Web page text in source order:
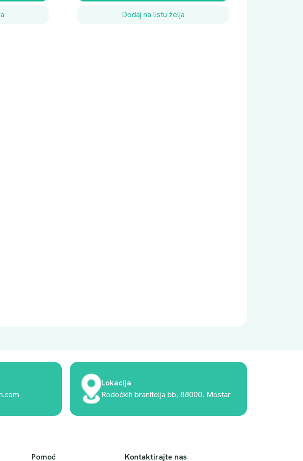
Dodaj na listu želja
Lokacija
Rodočkih branitelja bb, 88000, Mostar
Pomoć Kontaktirajte nas